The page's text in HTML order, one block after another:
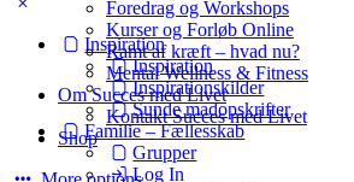
Foredrag og Workshops
Kurser og Forløb Online
Ramt af kræft – hvad nu?
Mental Wellness & Fitness
Om Succes med Livet
Kontakt Succes med Livet
Shop
Inspiration
Inspiration
Inspirationskilder
Sunde madopskrifter
Familie – Fællesskab
Grupper
Log In